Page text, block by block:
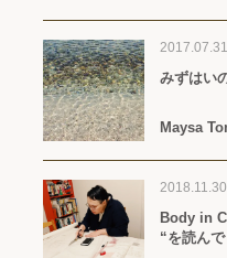
2017.07.31
みずはい
Maysa
2018.11.30
Body in
“を読ん